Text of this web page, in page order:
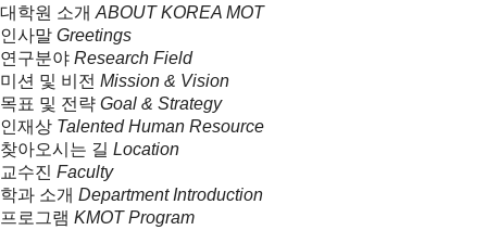
대학원 소개 ABOUT KOREA MOT
인사말 Greetings
연구분야 Research Field
미션 및 비전 Mission & Vision
목표 및 전략 Goal & Strategy
인재상 Talented Human Resource
찾아오시는 길 Location
교수진 Faculty
학과 소개 Department Introduction
프로그램 KMOT Program